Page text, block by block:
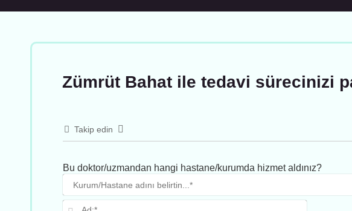
Zümrüt Bahat ile tedavi sürecinizi
Takip edin
Bu doktor/uzmandan hangi hastane/kurumda hizmet aldınız?
Ad:*